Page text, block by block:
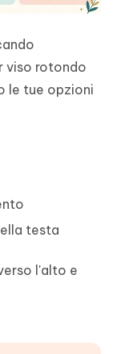
viso rotondo
le tue opzioni
testa
l'alto e